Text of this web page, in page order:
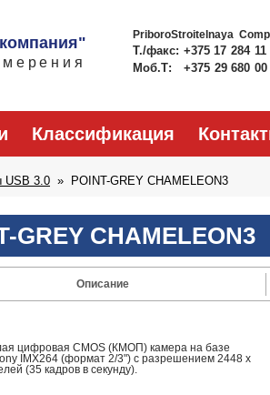
PriboroStroitelnaya
Т./факс: +375 17 284 11
Моб.Т:
+375 29 680 00
Классификация
USB 3.0 POINT-GREY CHAMELEON3
GREY CHAMELEON3
Описание
цифровая CMOS (КМОП) камера на базе
IMX264 (формат 2/3") с разрешением 2448 x
(35 кадров в секунду).